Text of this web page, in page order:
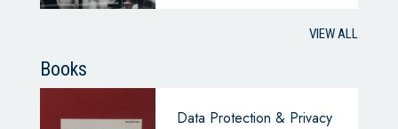
VIEW ALL
Books
Data Protection & Privacy